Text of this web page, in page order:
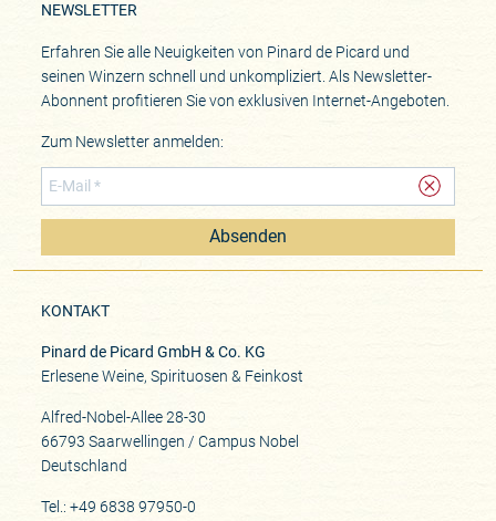
NEWSLETTER
Erfahren Sie alle Neuigkeiten von Pinard de Picard und
seinen Winzern schnell und unkompliziert. Als Newsletter-
Abonnent profitieren Sie von exklusiven Internet-Angeboten.
Zum Newsletter anmelden:
Absenden
KONTAKT
Pinard de Picard GmbH & Co. KG
Erlesene Weine, Spirituosen & Feinkost
Alfred-Nobel-Allee 28-30
66793 Saarwellingen / Campus Nobel
Deutschland
Tel.: +49 6838 97950-0